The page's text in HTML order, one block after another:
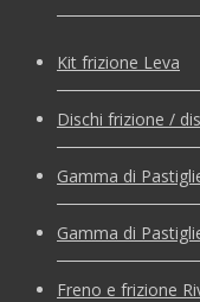
Kit frizione Leva
Dischi frizione /
Gamma di
Gamma di
Freno e frizione